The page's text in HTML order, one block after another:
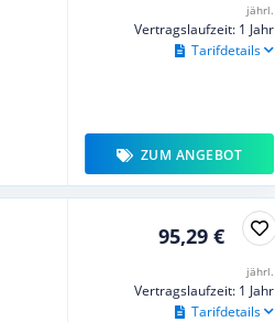
jährl.
Vertragslaufzeit: 1 Jahr
Tarifdetails
ZUM ANGEBOT
95,29 €
jährl.
Vertragslaufzeit: 1 Jahr
Tarifdetails